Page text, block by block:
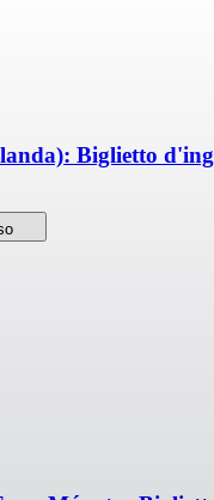
Biglietto